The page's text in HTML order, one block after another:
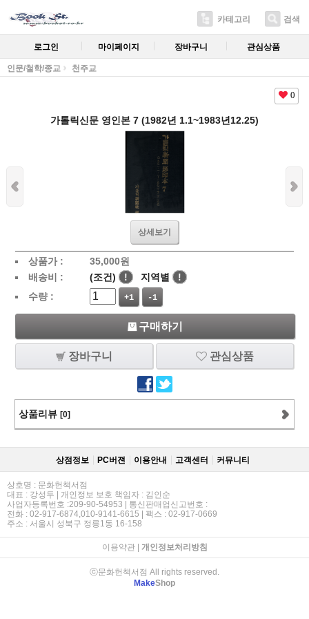
카테고리 검색
로그인 마이페이지 장바구니 관심상품
인문/철학/종교 천주교
0
가톨릭신문 영인본 7 (1982년 1.1~1983년12.25)
상세보기
상품가 : 35,000원
배송비 :
(조건) ! 지역별
!
수량 :
+1 -1
구매하기
장바구니 관심상품
상품리뷰 [0]
상점정보 PC버젼 이용안내 고객센터 커뮤니티
상호명 : 문화헌책서점
대표 : 강성두 | 개인정보 보호 책임자 : 김인순
사업자등록번호 :209-90-54953 | 통신판매업신고번호 :
전화 : 02-917-6874,010-9141-6615 | 팩스 : 02-917-0669
주소 : 서울시 성북구 정릉1동 16-158
이용약관| 개인정보처리방침
ⓒ문화헌책서점 All rights reserved.
MakeShop